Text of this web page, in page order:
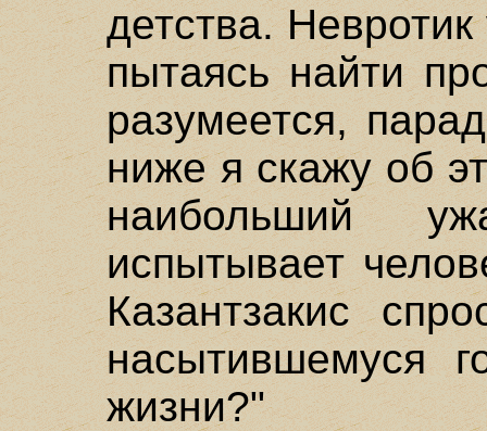
детства.
пытаясь найти
разумеется,
ниже я скажу об
наибольший
испытывает
Казантзакис
насытившемуся
жизни?"